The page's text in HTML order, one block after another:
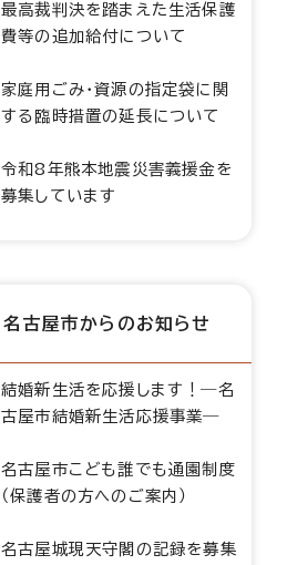
最高裁判決を踏まえた生活保護
費等の追加給付について
家庭用ごみ・資源の指定袋に関
する臨時措置の延長について
令和8年熊本地震災害義援金を
募集しています
名古屋市からのお知らせ
結婚新生活を応援します！―名
古屋市結婚新生活応援事業―
名古屋市こども誰でも通園制度
（保護者の方へのご案内）
名古屋城現天守閣の記録を募集